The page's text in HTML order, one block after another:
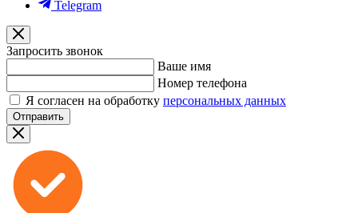
Telegram
Запросить звонок
Ваше имя
Номер телефона
Я согласен на обработку персональных данных
Отправить